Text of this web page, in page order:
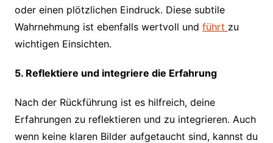
oder einen plötzlichen Eindruck. Diese subtile
Wahrnehmung ist ebenfalls wertvoll und führt zu
wichtigen Einsichten.
5. Reflektiere und integriere die Erfahrung
Nach der Rückführung ist es hilfreich, deine
Erfahrungen zu reflektieren und zu integrieren. Auch
wenn keine klaren Bilder aufgetaucht sind, kannst du